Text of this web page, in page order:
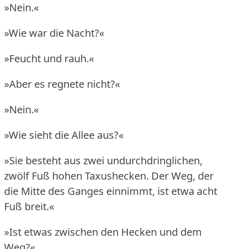
»Nein.«
»Wie war die Nacht?«
»Feucht und rauh.«
»Aber es regnete nicht?«
»Nein.«
»Wie sieht die Allee aus?«
»Sie besteht aus zwei undurchdringlichen,
zwölf Fuß hohen Taxushecken. Der Weg, der
die Mitte des Ganges einnimmt, ist etwa acht
Fuß breit.«
»Ist etwas zwischen den Hecken und dem